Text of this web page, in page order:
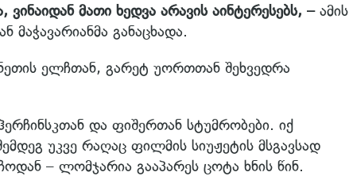
მათი ხედვა არავის აინტერესებს, – ამის
მაჭავარიანმა განაცხადა.
ელჩთან, გარეტ უორთთან შეხვედრა
და ფიშერთან სტუმრობები. იქ
უკვე რაღაც ფილმის სიუჟეტის მსგავსად
– ლომჯარია გააპარეს ცოტა ხნის წინ.